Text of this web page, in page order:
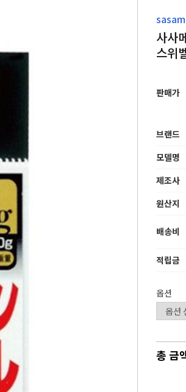
사사
스위
판매가
브랜드
모델명
제조사
원산지
배송비
적립금
옵션
총 금